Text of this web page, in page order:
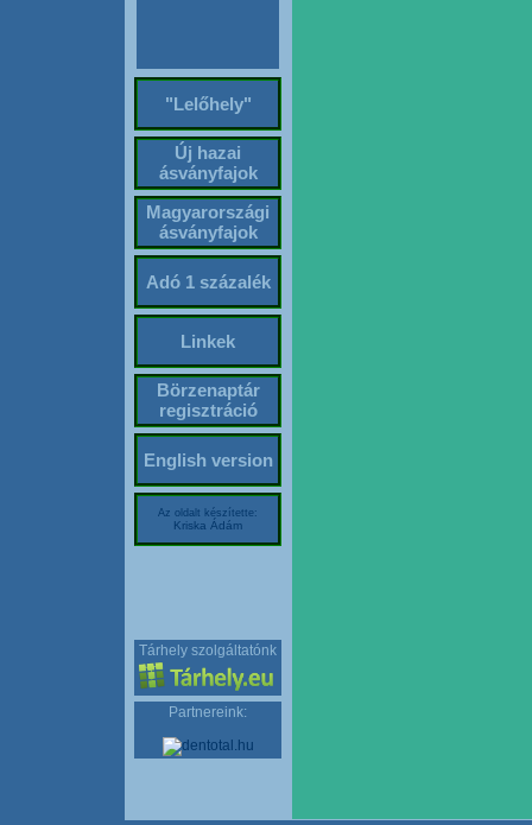
"Lelőhely"
Új hazai
ásványfajok
Magyarországi
ásványfajok
Adó 1 százalék
Linkek
Börzenaptár
regisztráció
English version
Az oldalt készítette:
Kriska Ádám
Tárhely szolgáltatónk
Partnereink: